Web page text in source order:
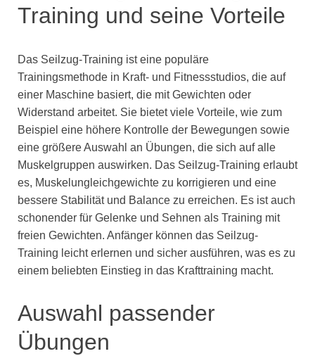
Training und seine Vorteile
Das Seilzug-Training ist eine populäre
Trainingsmethode in Kraft- und Fitnessstudios, die auf
einer Maschine basiert, die mit Gewichten oder
Widerstand arbeitet. Sie bietet viele Vorteile, wie zum
Beispiel eine höhere Kontrolle der Bewegungen sowie
eine größere Auswahl an Übungen, die sich auf alle
Muskelgruppen auswirken. Das Seilzug-Training erlaubt
es, Muskelungleichgewichte zu korrigieren und eine
bessere Stabilität und Balance zu erreichen. Es ist auch
schonender für Gelenke und Sehnen als Training mit
freien Gewichten. Anfänger können das Seilzug-
Training leicht erlernen und sicher ausführen, was es zu
einem beliebten Einstieg in das Krafttraining macht.
Auswahl passender
Übungen